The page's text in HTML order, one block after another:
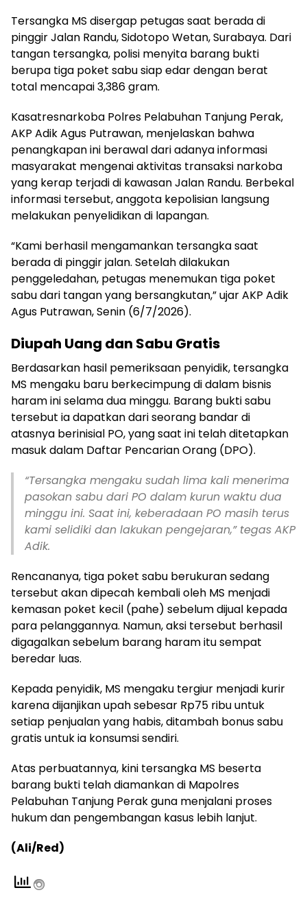
Tersangka MS disergap petugas saat berada di
pinggir Jalan Randu, Sidotopo Wetan, Surabaya. Dari
tangan tersangka, polisi menyita barang bukti
berupa tiga poket sabu siap edar dengan berat
total mencapai 3,386 gram.
Kasatresnarkoba Polres Pelabuhan Tanjung Perak,
AKP Adik Agus Putrawan, menjelaskan bahwa
penangkapan ini berawal dari adanya informasi
masyarakat mengenai aktivitas transaksi narkoba
yang kerap terjadi di kawasan Jalan Randu. Berbekal
informasi tersebut, anggota kepolisian langsung
melakukan penyelidikan di lapangan.
“Kami berhasil mengamankan tersangka saat
berada di pinggir jalan. Setelah dilakukan
penggeledahan, petugas menemukan tiga poket
sabu dari tangan yang bersangkutan,” ujar AKP Adik
Agus Putrawan, Senin (6/7/2026).
Diupah Uang dan Sabu Gratis
Berdasarkan hasil pemeriksaan penyidik, tersangka
MS mengaku baru berkecimpung di dalam bisnis
haram ini selama dua minggu. Barang bukti sabu
tersebut ia dapatkan dari seorang bandar di
atasnya berinisial PO, yang saat ini telah ditetapkan
masuk dalam Daftar Pencarian Orang (DPO).
“Tersangka mengaku sudah lima kali menerima
pasokan sabu dari PO dalam kurun waktu dua
minggu ini. Saat ini, keberadaan PO masih terus
kami selidiki dan lakukan pengejaran,” tegas AKP
Adik.
Rencananya, tiga poket sabu berukuran sedang
tersebut akan dipecah kembali oleh MS menjadi
kemasan poket kecil (pahe) sebelum dijual kepada
para pelanggannya. Namun, aksi tersebut berhasil
digagalkan sebelum barang haram itu sempat
beredar luas.
Kepada penyidik, MS mengaku tergiur menjadi kurir
karena dijanjikan upah sebesar Rp75 ribu untuk
setiap penjualan yang habis, ditambah bonus sabu
gratis untuk ia konsumsi sendiri.
Atas perbuatannya, kini tersangka MS beserta
barang bukti telah diamankan di Mapolres
Pelabuhan Tanjung Perak guna menjalani proses
hukum dan pengembangan kasus lebih lanjut.
(Ali/Red)